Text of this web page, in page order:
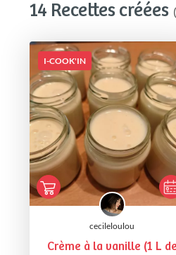
14 Recettes créées
I-COOK'IN
cecileloulou
Crème à la vanille (1 L de